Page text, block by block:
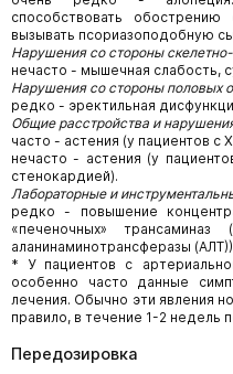
способствовать
вызывать псориазоподобную
Нарушения со стороны
нечасто - мышечная слабость,
Нарушения со стороны половых
редко - эректильная
Общие расстройства и
часто - астения (у пациентов
нечасто - астения (у
стенокардией).
Лабораторные и
редко - повышение
«печеночных» трансаминаз
аланинаминотрансферазы
* У пациентов с
особенно часто данные
лечения. Обычно эти явления
правило, в течение 1-2 недель
Передозировка